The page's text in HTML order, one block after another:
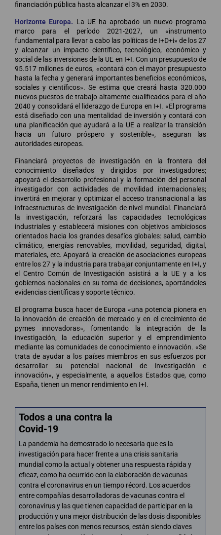
financiación pública hasta alcanzar el 3% en 2030.
Horizonte Europa. La UE ha aprobado un nuevo programa
marco para el período 2021-2027, un «instrumento
fundamental para llevar a cabo las políticas de I+D+i» de los 27
y alcanzar un impacto científico, tecnológico, económico y
social de las inversiones de la UE en I+I. Con un presupuesto de
95.517 millones de euros, «contará con el mayor presupuesto
hasta la fecha y generará importantes beneficios económicos,
sociales y científicos». Se estima que creará hasta 320.000
nuevos puestos de trabajo altamente cualificados para el año
2040 y consolidará el liderazgo de Europa en I+I. «El programa
está diseñado con una mentalidad de inversión y contará con
una planificación que ayudará a la UE a realizar la transición
hacia un futuro próspero y sostenible», aseguran las
autoridades europeas.
Financiará proyectos de investigación en la frontera del
conocimiento diseñados y dirigidos por investigadores;
apoyará el desarrollo profesional y la formación del personal
investigador con actividades de movilidad internacionales;
invertirá en mejorar y optimizar el acceso transnacional a las
infraestructuras de investigación de nivel mundial. Financiará
la investigación, reforzará las capacidades tecnológicas
industriales y establecerá misiones con objetivos ambiciosos
orientados hacia los grandes desafíos globales: salud, cambio
climático, energías renovables, movilidad, seguridad, digital,
materiales, etc. Apoyará la creación de asociaciones europeas
entre los 27 y la industria para trabajar conjuntamente en I+I, y
el Centro Común de Investigación asistirá a la UE y a los
gobiernos nacionales en su toma de decisiones, aportándoles
evidencias científicas y soporte técnico.
El programa busca hacer de Europa «una potencia pionera en
la innovación de creación de mercado y en el crecimiento de
pymes innovadoras», fomentando la integración de la
investigación, la educación superior y el emprendimiento
mediante las comunidades de conocimiento e innovación. «Se
trata de ayudar a los países miembros en sus esfuerzos por
desarrollar su potencial nacional de investigación e
innovación», y especialmente, a aquellos Estados que, como
España, tienen un menor rendimiento en I+I.
Todos a una contra la
Covid-19
La pandemia ha demostrado lo necesaria que es la
investigación para hacer frente a una crisis sanitaria
mundial como la actual y obtener una respuesta rápida y
eficaz, como ha ocurrido con la elaboración de vacunas
contra el coronavirus en un tiempo récord. Los acuerdos
entre compañías desarrolladoras de vacunas contra el
coronavirus y las que tienen capacidad de participar en la
producción y una mejor distribución de las dosis disponibles
entre los países con menos recursos, están siendo claves